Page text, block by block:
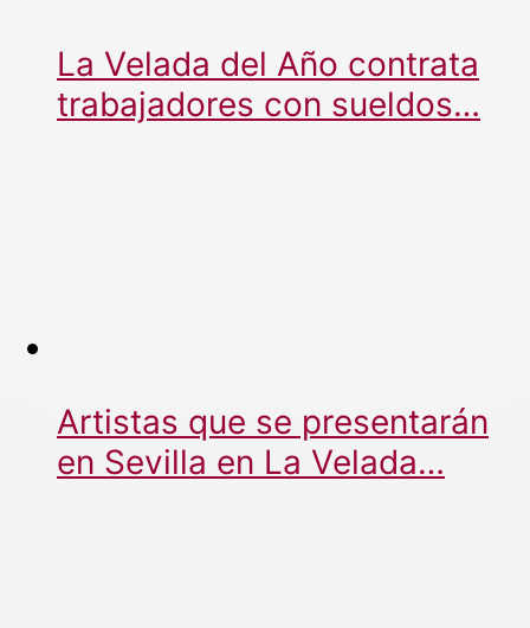
La Velada del Año contrata
trabajadores con sueldos…
Artistas que se presentarán
en Sevilla en La Velada…